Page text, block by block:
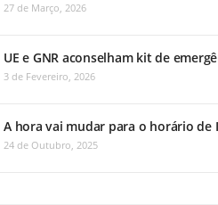
27 de Março, 2026
UE e GNR aconselham kit de
3 de Fevereiro, 2026
A hora vai mudar para o horário de
24 de Outubro, 2025